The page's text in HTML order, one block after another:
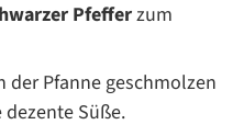
Pfefferzum
der Pfanne geschmolzen
dezente Süße.